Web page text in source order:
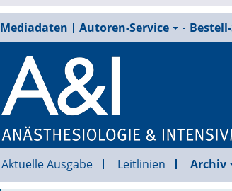
Mediadaten Autoren-Service
Aktuelle Ausgabe Leitlinien Archiv